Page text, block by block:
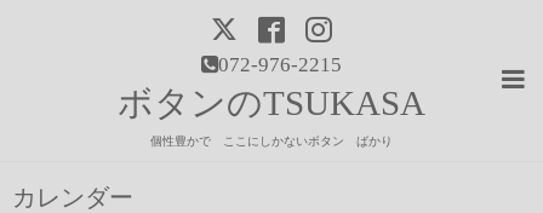
072-976-2215
ボタンのTSUKASA
個性豊かで ここにしかないボタン ばかり
カレンダー